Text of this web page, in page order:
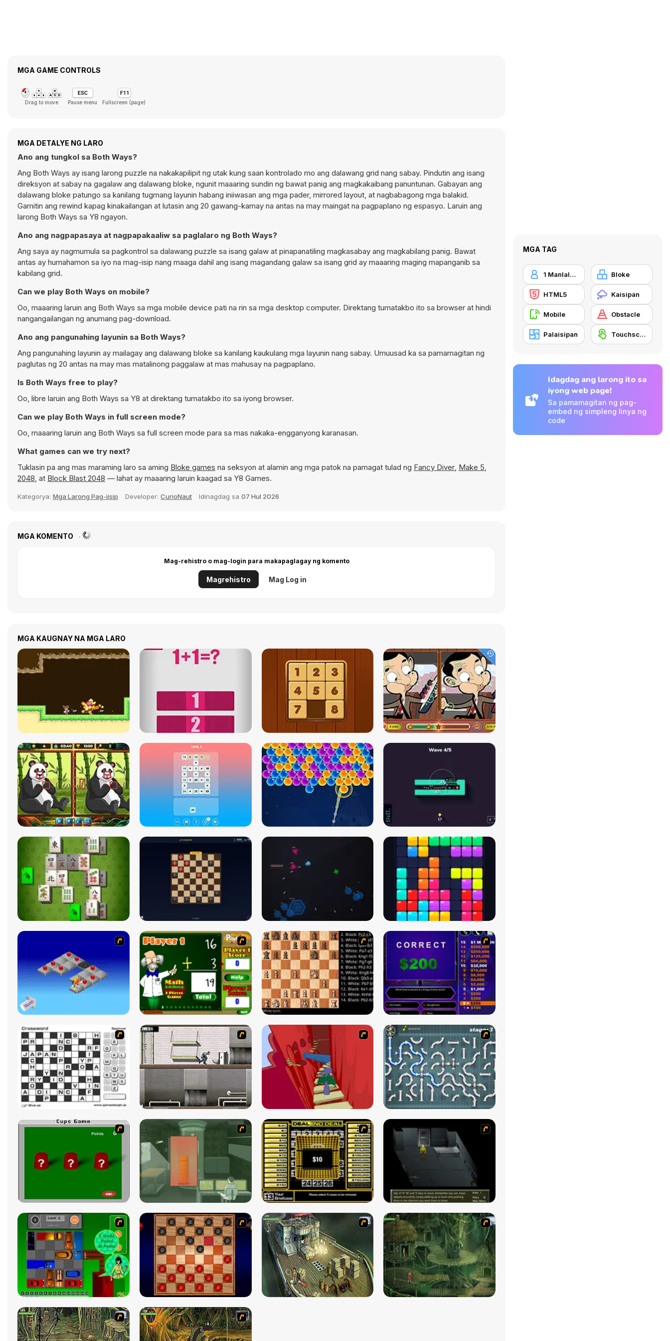
MGA GAME CONTROLS
Drag to move Pause menu Fullscreen (page)
MGA DETALYE NG LARO
Ano ang tungkol sa Both Ways?
Ang Both Ways ay isang larong puzzle na nakakapilipit ng utak kung saan kontrolado mo ang dalawang grid nang sabay. Pindutin ang isang
direksyon at sabay na gagalaw ang dalawang bloke, ngunit maaaring sundin ng bawat panig ang magkakaibang panuntunan. Gabayan ang
dalawang bloke patungo sa kanilang tugmang layunin habang iniiwasan ang mga pader, mirrored layout, at nagbabagong mga balakid.
Gamitin ang rewind kapag kinakailangan at lutasin ang 20 gawang-kamay na antas na may maingat na pagpaplano ng espasyo. Laruin ang
larong Both Ways sa Y8 ngayon.
Ano ang nagpapasaya at nagpapakaaliw sa paglalaro ng Both Ways?
Ang saya ay nagmumula sa pagkontrol sa dalawang puzzle sa isang galaw at pinapanatiling magkasabay ang magkabilang panig. Bawat
antas ay humahamon sa iyo na mag-isip nang maaga dahil ang isang magandang galaw sa isang grid ay maaaring maging mapanganib sa
kabilang grid.
Can we play Both Ways on mobile?
Oo, maaaring laruin ang Both Ways sa mga mobile device pati na rin sa mga desktop computer. Direktang tumatakbo ito sa browser at hindi
nangangailangan ng anumang pag-download.
Ano ang pangunahing layunin sa Both Ways?
Ang pangunahing layunin ay mailagay ang dalawang bloke sa kanilang kaukulang mga layunin nang sabay. Umuusad ka sa pamamagitan ng
paglutas ng 20 antas na may mas matalinong paggalaw at mas mahusay na pagpaplano.
Is Both Ways free to play?
Oo, libre laruin ang Both Ways sa Y8 at direktang tumatakbo ito sa iyong browser.
Can we play Both Ways in full screen mode?
Oo, maaaring laruin ang Both Ways sa full screen mode para sa mas nakaka-engganyong karanasan.
What games can we try next?
Tuklasin pa ang mas maraming laro sa aming Bloke games na seksyon at alamin ang mga patok na pamagat tulad ng Fancy Diver, Make 5,
2048, at Block Blast 2048 — lahat ay maaaring laruin kaagad sa Y8 Games.
Kategorya: Mga Larong Pag-iisip Developer: CurioNaut Idinagdag sa 07 Hul 2026
MGA KOMENTO
Mag-rehistro o mag-login para makapaglagay ng komento
Magrehistro Mag Log in
MGA KAUGNAY NA MGA LARO
MGA TAG
1 Manlalaro Bloke
HTML5 Kaisipan
Mobile Obstacle
Palaisipan Touchscreen
Idagdag ang larong ito sa
iyong web page!
Sa pamamagitan ng pag-
embed ng simpleng linya ng
code